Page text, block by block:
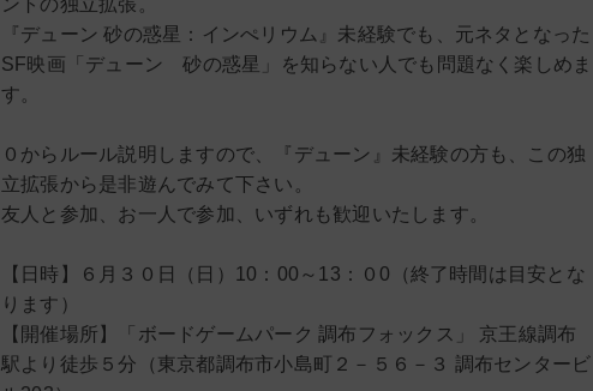
ントの独立拡張。
『デューン 砂の惑星：インぺリウム』未経験でも、元ネタとなった
SF映画「デューン 砂の惑星」を知らない人でも問題なく楽しめま
す。
０からルール説明しますので、『デューン』未経験の方も、この独
立拡張から是非遊んでみて下さい。
友人と参加、お一人で参加、いずれも歓迎いたします。
【日時】６月３０日（日）10：00～13：０0（終了時間は目安とな
ります）
【開催場所】「ボードゲームパーク 調布フォックス」 京王線調布
駅より徒歩５分（東京都調布市小島町２－５６－３ 調布センタービ